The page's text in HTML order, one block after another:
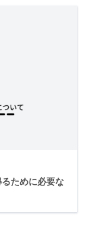
ために必要な